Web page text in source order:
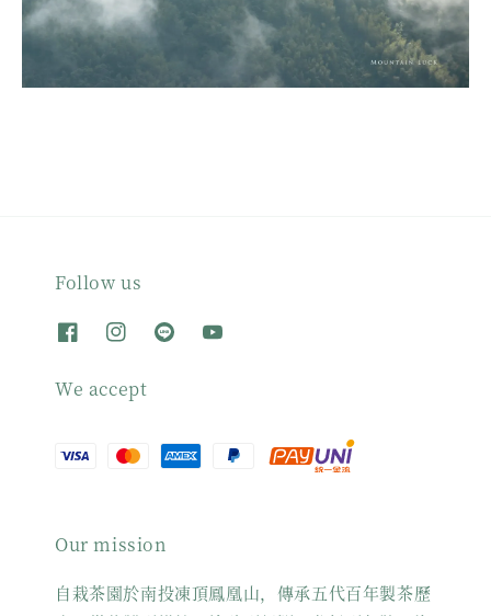
Follow us
We accept
Our mission
自栽茶園於南投凍頂鳳凰山，傳承五代百年製茶歷